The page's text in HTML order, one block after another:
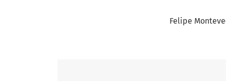
Felipe